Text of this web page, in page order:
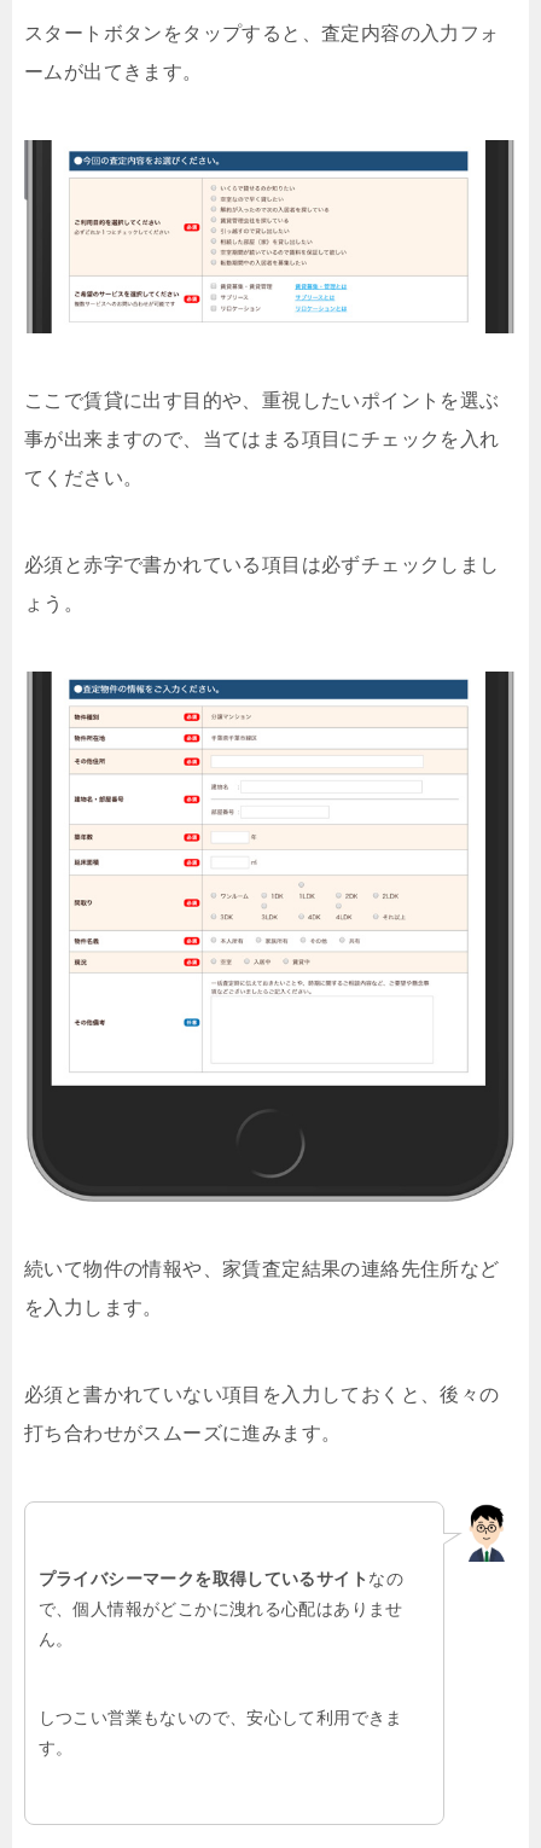
スタートボタンをタップすると、査定内容の入力フォ
ームが出てきます。
ここで賃貸に出す目的や、重視したいポイントを選ぶ
事が出来ますので、当てはまる項目にチェックを入れ
てください。
必須と赤字で書かれている項目は必ずチェックしまし
ょう。
続いて物件の情報や、家賃査定結果の連絡先住所など
を入力します。
必須と書かれていない項目を入力しておくと、後々の
打ち合わせがスムーズに進みます。
プライバシーマークを取得しているサイト なの
で、個人情報がどこかに洩れる心配はありませ
ん。
しつこい営業もないので、安心して利用できま
す。